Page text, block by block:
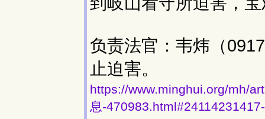
负责法官：韦炜（
止迫害。
https://www.minghui.org/mh/
息-